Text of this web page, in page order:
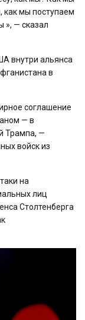
как мы поступаем
», — сказал
внутри альянса
в
соглашение
— в
Трампа, —
войск из
на
лиц
Столтенберга